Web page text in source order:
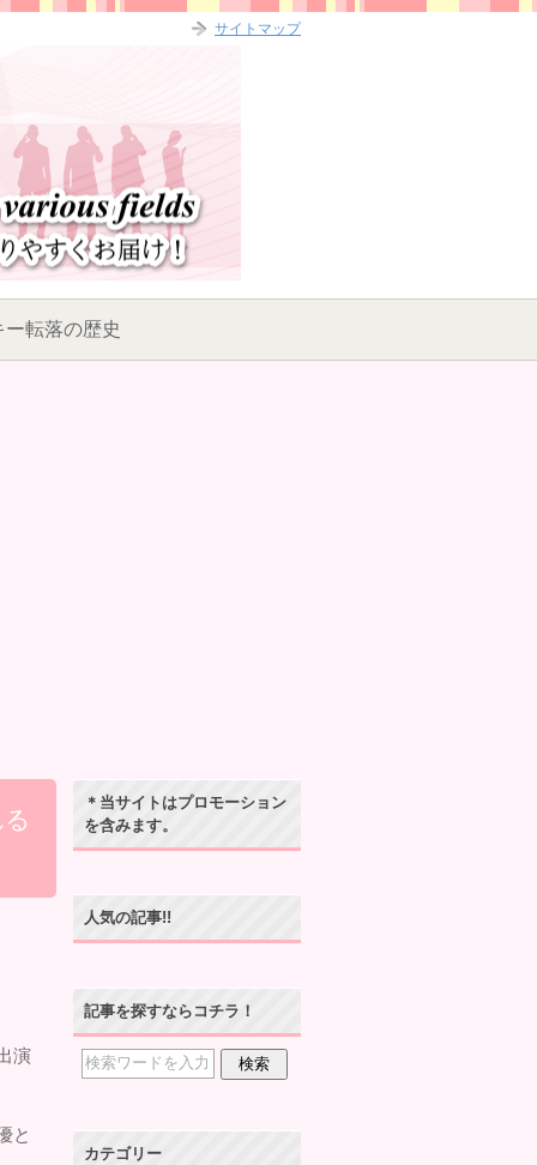
転落の歴史
演
と
＊当サイトはプロモーション
を含みます。
人気の記事!!
記事を探すならコチラ！
カテゴリー
サイトマップ